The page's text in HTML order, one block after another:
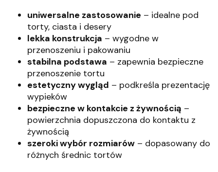
uniwersalne zastosowanie – idealne pod
torty, ciasta i desery
lekka konstrukcja – wygodne w
przenoszeniu i pakowaniu
stabilna podstawa – zapewnia bezpieczne
przenoszenie tortu
estetyczny wygląd – podkreśla prezentację
wypieków
bezpieczne w kontakcie z żywnością –
powierzchnia dopuszczona do kontaktu z
żywnością
szeroki wybór rozmiarów – dopasowany do
różnych średnic tortów